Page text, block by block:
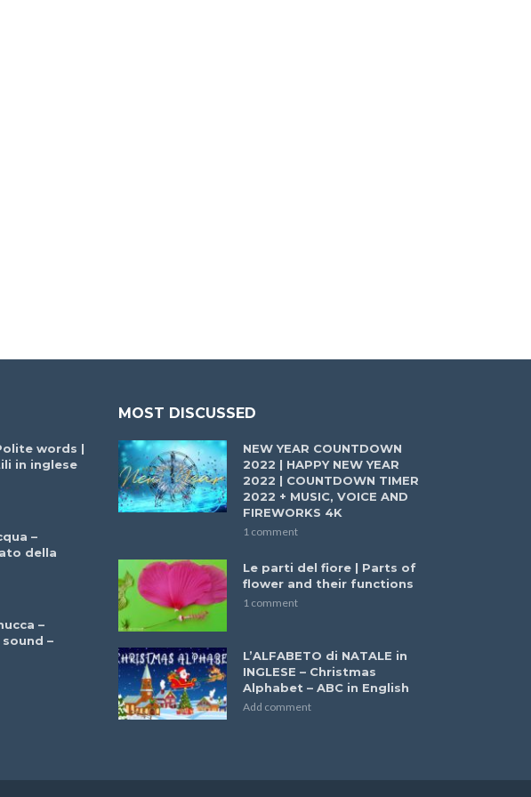
words |
in inglese
–
della
–
–
MOST DISCUSSED
NEW YEAR COUNTDOWN
2022 | HAPPY NEW YEAR
2022 | COUNTDOWN TIMER
2022 + MUSIC, VOICE AND
FIREWORKS 4K
1 comment
Le parti del fiore | Parts of
flower and their functions
1 comment
L’ALFABETO di NATALE in
INGLESE – Christmas
Alphabet – ABC in English
Add comment